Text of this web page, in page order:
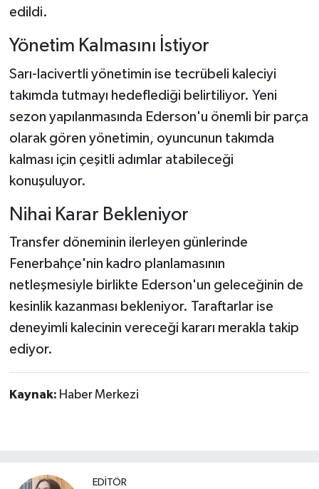
edildi.
Yönetim Kalmasını İstiyor
Sarı-lacivertli yönetimin ise tecrübeli kaleciyi
takımda tutmayı hedeflediği belirtiliyor. Yeni
sezon yapılanmasında Ederson'u önemli bir parça
olarak gören yönetimin, oyuncunun takımda
kalması için çeşitli adımlar atabileceği
konuşuluyor.
Nihai Karar Bekleniyor
Transfer döneminin ilerleyen günlerinde
Fenerbahçe'nin kadro planlamasının
netleşmesiyle birlikte Ederson'un geleceğinin de
kesinlik kazanması bekleniyor. Taraftarlar ise
deneyimli kalecinin vereceği kararı merakla takip
ediyor.
Kaynak: Haber Merkezi
EDİTÖR